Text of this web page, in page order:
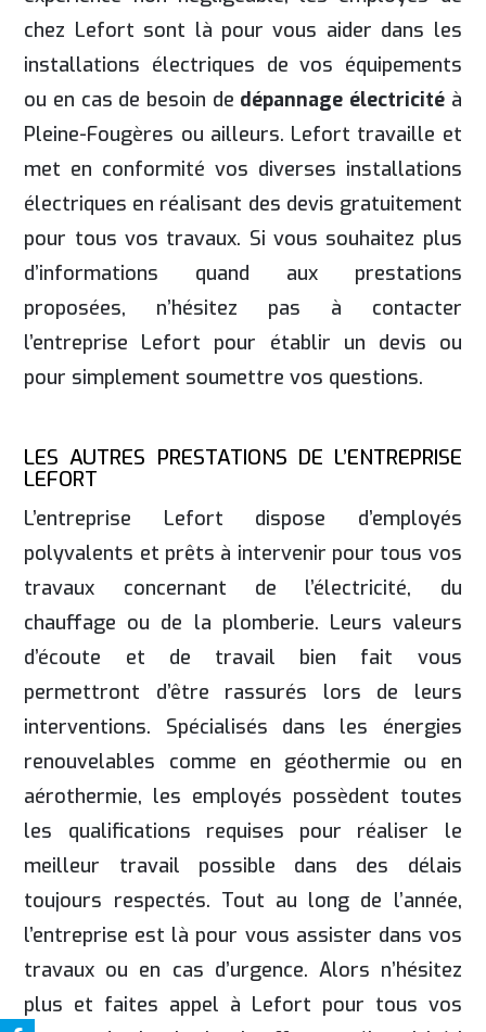
chez Lefort sont là pour vous aider dans les
installations électriques de vos équipements
ou en cas de besoin de dépannage électricitéà
Pleine-Fougères ou ailleurs. Lefort travaille et
met en conformité vos diverses installations
électriques en réalisant des devis gratuitement
pour tous vos travaux. Si vous souhaitez plus
d’informations quand aux prestations
proposées, n’hésitez pas à contacter
l’entreprise Lefort pour établir un devis ou
pour simplement soumettre vos questions.
LES AUTRES PRESTATIONS DE L’ENTREPRISE
LEFORT
L’entreprise Lefort dispose d’employés
polyvalents et prêts à intervenir pour tous vos
travaux concernant de l’électricité, du
chauffage ou de la plomberie. Leurs valeurs
d’écoute et de travail bien fait vous
permettront d’être rassurés lors de leurs
interventions. Spécialisés dans les énergies
renouvelables comme en géothermie ou en
aérothermie, les employés possèdent toutes
les qualifications requises pour réaliser le
meilleur travail possible dans des délais
toujours respectés. Tout au long de l’année,
l’entreprise est là pour vous assister dans vos
travaux ou en cas d’urgence. Alors n’hésitez
plus et faites appel à Lefort pour tous vos